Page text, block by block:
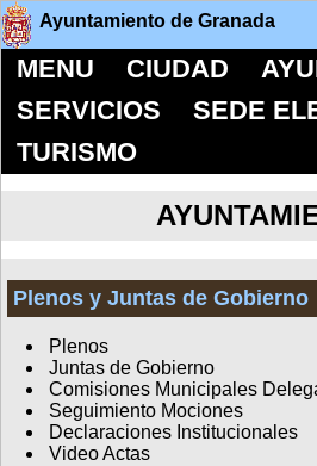
Ayuntamiento de Granada
MENU CIUDAD
SERVICIOS
SEDE
TURISMO
Plenos y Juntas de Gobierno
Plenos
Juntas de Gobierno
Comisiones Municipales
Seguimiento Mociones
Declaraciones Institucionales
Video Actas